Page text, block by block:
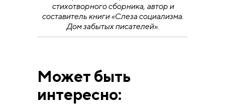
стихотворного сборника, автор и
составитель книги «Слеза социализма.
Дом забытых писателей».
Может быть
интересно: